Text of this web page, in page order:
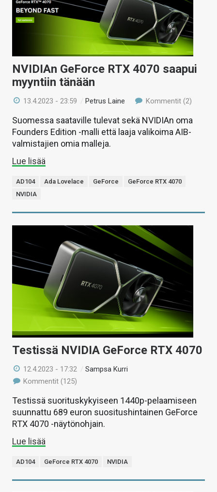
NVIDIAn GeForce RTX 4070 saapui
myyntiin tänään
13.4.2023 - 23:59 / Petrus Laine Kommentit (2)
Suomessa saataville tulevat sekä NVIDIAn oma
Founders Edition -malli että laaja valikoima AIB-
valmistajien omia malleja.
Lue lisää
AD104 Ada Lovelace GeForce
GeForce RTX 4070
NVIDIA
Testissä NVIDIA GeForce RTX 4070
12.4.2023 - 17:32 /Sampsa Kurri
Kommentit (125)
Testissä suorituskykyiseen 1440p-pelaamiseen
suunnattu 689 euron suositushintainen GeForce
RTX 4070 -näytönohjain.
Lue lisää
AD104 GeForce RTX 4070 NVIDIA